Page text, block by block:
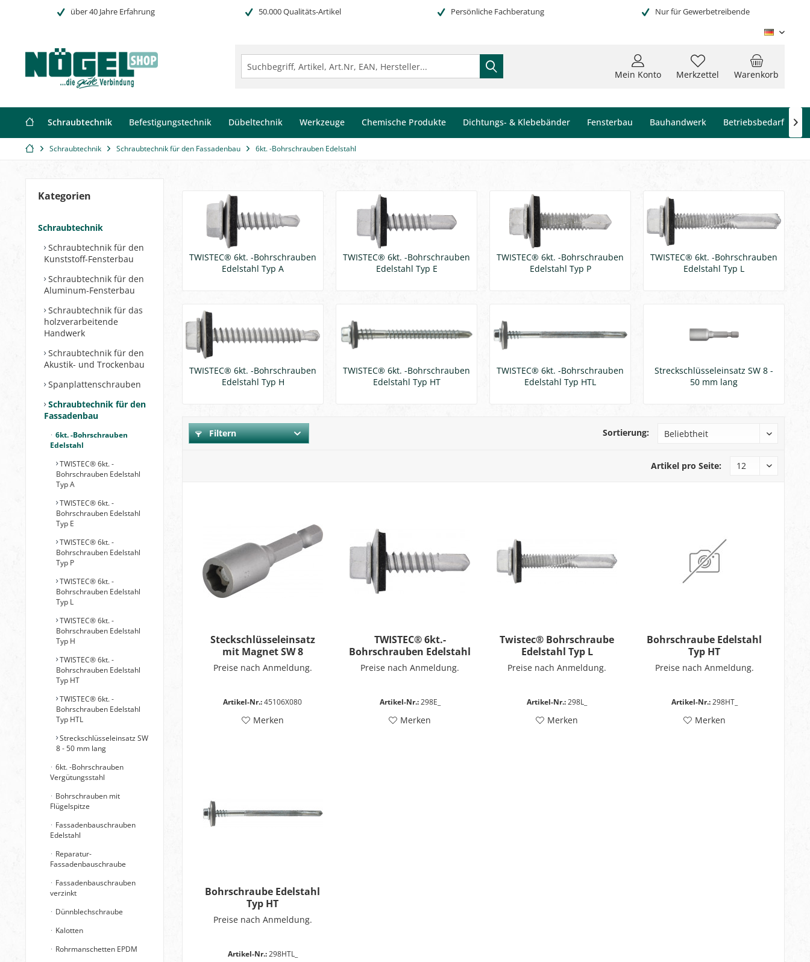
über 40 Jahre Erfahrung 50.000 Qualitäts-Artikel Persönliche Fachberatung Nur für Gewerbetreibende
Warenkorb
Merkzettel
Mein Konto
Schraubtechnik Befestigungstechnik Dübeltechnik Werkzeuge Chemische Produkte Dichtungs- & Klebebänder Fensterbau Bauhandwerk Betriebsbedarf 
Schraubtechnik Schraubtechnik für den Fassadenbau 6kt. -Bohrschrauben Edelstahl
Kategorien
Schraubtechnik
Schraubtechnik für den
Kunststoff-Fensterbau
Schraubtechnik für den
Aluminum-Fensterbau
Schraubtechnik für das
holzverarbeitende
Handwerk
Schraubtechnik für den
Akustik- und Trockenbau
Spanplattenschrauben
Schraubtechnik für den
Fassadenbau
6kt. -Bohrschrauben
Edelstahl
TWISTEC® 6kt. -
Bohrschrauben Edelstahl
Typ A
TWISTEC® 6kt. -
Bohrschrauben Edelstahl
Typ E
TWISTEC® 6kt. -
Bohrschrauben Edelstahl
Typ P
TWISTEC® 6kt. -
Bohrschrauben Edelstahl
Typ L
TWISTEC® 6kt. -
Bohrschrauben Edelstahl
Typ H
TWISTEC® 6kt. -
Bohrschrauben Edelstahl
Typ HT
TWISTEC® 6kt. -
Bohrschrauben Edelstahl
Typ HTL
Streckschlüsseleinsatz SW
8 - 50 mm lang
6kt. -Bohrschrauben
Vergütungsstahl
Bohrschrauben mit
Flügelspitze
Fassadenbauschrauben
Edelstahl
Reparatur-
Fassadenbauschraube
Fassadenbauschrauben
verzinkt
Dünnblechschraube
Kalotten
Rohrmanschetten EPDM
TWISTEC® 6kt. -Bohrschrauben
Edelstahl Typ A
TWISTEC® 6kt. -Bohrschrauben
Edelstahl Typ E
TWISTEC® 6kt. -Bohrschrauben
Edelstahl Typ P
TWISTEC® 6kt. -Bohrschrauben
Edelstahl Typ L
TWISTEC® 6kt. -Bohrschrauben
Edelstahl Typ H
TWISTEC® 6kt. -Bohrschrauben
Edelstahl Typ HT
TWISTEC® 6kt. -Bohrschrauben
Edelstahl Typ HTL
Streckschlüsseleinsatz SW 8 -
50 mm lang
Filtern Sortierung:
Artikel pro Seite:
Steckschlüsseleinsatz
mit Magnet SW 8
Preise nach Anmeldung.
Artikel-Nr.:45106X080
Merken
TWISTEC® 6kt.-
Bohrschrauben Edelstahl
Typ E
Preise nach Anmeldung.
Artikel-Nr.:298E_
Merken
Twistec® Bohrschraube
Edelstahl Typ L
Preise nach Anmeldung.
Artikel-Nr.:298L_
Merken
Bohrschraube Edelstahl
Typ HT
Preise nach Anmeldung.
Artikel-Nr.:298HT_
Merken
Bohrschraube Edelstahl
Typ HT
Preise nach Anmeldung.
Artikel-Nr.:298HTL_